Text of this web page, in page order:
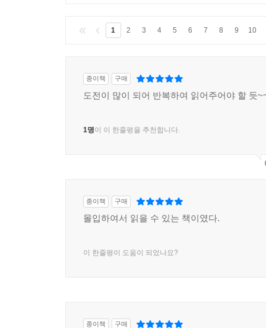
1 2 3 4 5 6 7 8 9 10
종이책 구매
도전이 많이 되어 반복하여 읽어주어야 할 듯
1명이 이 한줄평을 추천합니다.
종이책 구매
몰입하여서 읽을 수 있는 책이였다.
이 한줄평이 도움이 되었나요?
종이책 구매